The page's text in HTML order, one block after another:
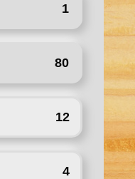
1
80
12
4